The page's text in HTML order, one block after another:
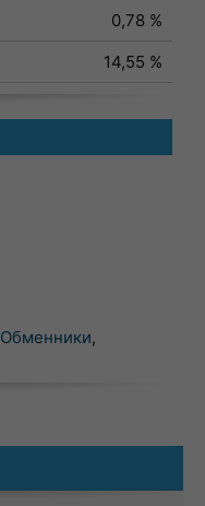
0,78 %
14,55 %
Обменники,